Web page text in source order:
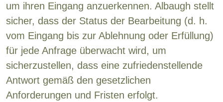
um ihren Eingang anzuerkennen. Albaugh stellt
sicher, dass der Status der Bearbeitung (d. h.
vom Eingang bis zur Ablehnung oder Erfüllung)
für jede Anfrage überwacht wird, um
sicherzustellen, dass eine zufriedenstellende
Antwort gemäß den gesetzlichen
Anforderungen und Fristen erfolgt.